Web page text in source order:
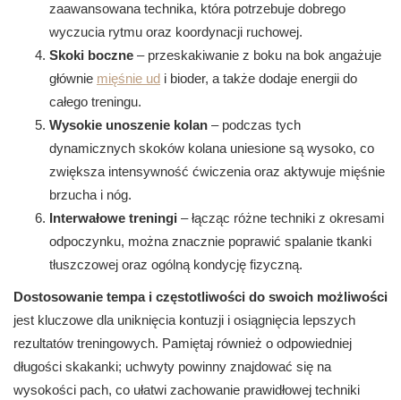
zaawansowana technika, która potrzebuje dobrego
wyczucia rytmu oraz koordynacji ruchowej.
Skoki boczne – przeskakiwanie z boku na bok angażuje
głównie mięśnie ud i bioder, a także dodaje energii do
całego treningu.
Wysokie unoszenie kolan – podczas tych
dynamicznych skoków kolana uniesione są wysoko, co
zwiększa intensywność ćwiczenia oraz aktywuje mięśnie
brzucha i nóg.
Interwałowe treningi – łącząc różne techniki z okresami
odpoczynku, można znacznie poprawić spalanie tkanki
tłuszczowej oraz ogólną kondycję fizyczną.
Dostosowanie tempa i częstotliwości do swoich możliwości
jest kluczowe dla uniknięcia kontuzji i osiągnięcia lepszych
rezultatów treningowych. Pamiętaj również o odpowiedniej
długości skakanki; uchwyty powinny znajdować się na
wysokości pach, co ułatwi zachowanie prawidłowej techniki